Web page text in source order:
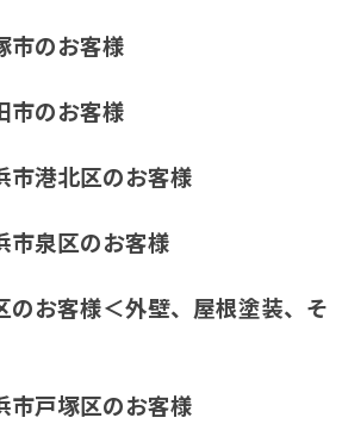
市のお客様
市のお客様
市港北区のお客様
市泉区のお客様
のお客様＜外壁、屋根塗装、そ
市戸塚区のお客様